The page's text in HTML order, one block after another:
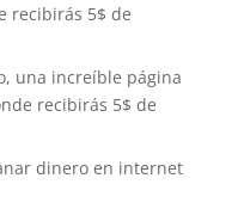
recibirás 5$ de
una increíble página
recibirás 5$ de
dinero en internet